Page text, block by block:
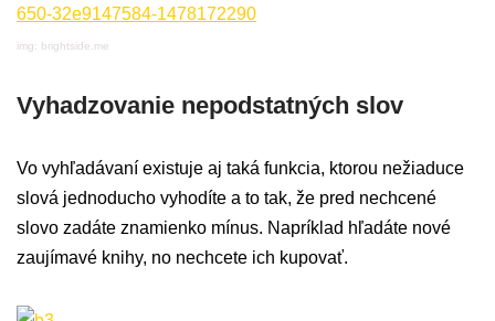
img: brightside.me
Vyhadzovanie nepodstatných slov
Vo vyhľadávaní existuje aj taká funkcia, ktorou nežiaduce
slová jednoducho vyhodíte a to tak, že pred nechcené
slovo zadáte znamienko mínus. Napríklad hľadáte nové
zaujímavé knihy, no nechcete ich kupovať.